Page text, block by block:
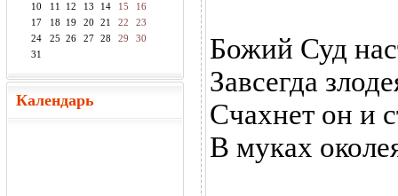
10
11 12 13 14 15
16
17
18 19 20 21 22
23
24
25 26 27 28 29
30
31
Календарь
Божий Суд
Завсегда
Счахнет он и
В муках